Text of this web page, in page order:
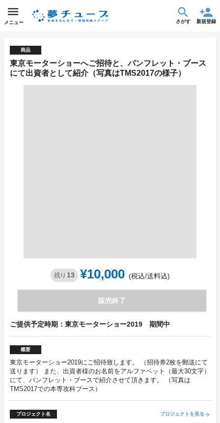
メニュー さがす 新規登録
商品
東京モーターショーへご招待と、パンフレット・ブース
にて出資者として紹介（写真はTMS2017の様子）
残り 13 ¥10,000 (税込/送料込)
販売終了
ご提供予定時期：東京モーターショー2019 期間中
概要
東京モーターショー2019にご招待致します。 （招待券2枚を郵送にて
送ります） また、出資者様のお名前をアルファベット（最大30文字）
にて、パンフレット・ブースで紹介させて頂きます。 （写真は
TMS2017での本専攻科ブース）
プロジェクト名 プロジェクトを見る arrow_forward